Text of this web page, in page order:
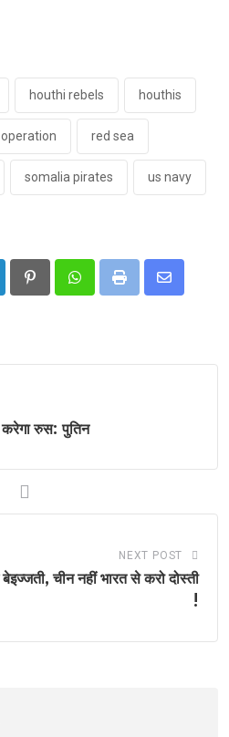
houthi rebels houthis
red sea
somalia pirates us navy
PinterestWhatsappPrint
Share
रुस: पुतिन
NEXT POST
चीन नहीं भारत से करो दोस्ती
!